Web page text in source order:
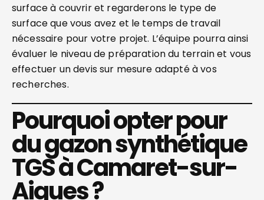
surface à couvrir et regarderons le type de
surface que vous avez et le temps de travail
nécessaire pour votre projet. L’équipe pourra ainsi
évaluer le niveau de préparation du terrain et vous
effectuer un devis sur mesure adapté à vos
recherches.
Pourquoi opter pour
du gazon synthétique
TGS à Camaret-sur-
Aigues ?